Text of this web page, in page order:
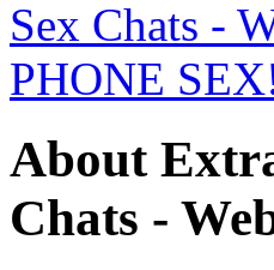
About
Chats -